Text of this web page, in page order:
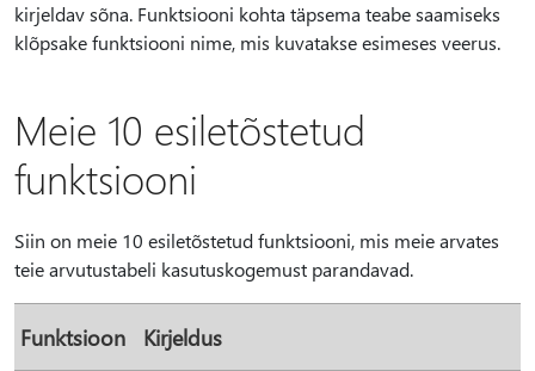
kirjeldav sõna. Funktsiooni kohta täpsema teabe saamiseks
klõpsake funktsiooni nime, mis kuvatakse esimeses veerus.
Meie 10 esiletõstetud
funktsiooni
Siin on meie 10 esiletõstetud funktsiooni, mis meie arvates
teie arvutustabeli kasutuskogemust parandavad.
Funktsioon Kirjeldus